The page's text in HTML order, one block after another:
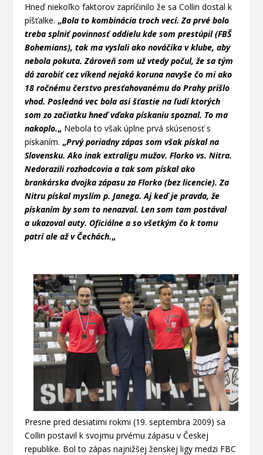
Hneď niekoľko faktorov zapríčinilo že sa Collin dostal k
píšťalke.„Bola to kombinácia troch vecí. Za prvé bolo
treba splniť povinnosť oddielu kde som prestúpil (FBŠ
Bohemians), tak ma vyslali ako nováčika v klube, aby
nebola pokuta. Zároveň som už vtedy počul, že sa tým
dá zarobiť cez víkend nejaká koruna navyše čo mi ako
18 ročnému čerstvo presťahovanému do Prahy prišlo
vhod. Posledná vec bola asi šťastie na ľudí ktorých
som zo začiatku hneď vďaka pískaniu spoznal. To ma
nakoplo.„ Nebola to však úplne prvá skúsenosť s
pískaním.„Prvý poriadny zápas som však pískal na
Slovensku. Ako inak extraligu mužov. Florko vs. Nitra.
Nedorazili rozhodcovia a tak som pískal ako
brankárska dvojka zápasu za Florko (bez licencie). Za
Nitru pískal myslím p. Janega. Aj keď je pravda, že
pískaním by som to nenazval. Len som tam postával
a ukazoval auty. Oficiálne a so všetkým čo k tomu
patrí ale až v Čechách.„
Presne pred desiatimi rokmi (19. septembra 2009) sa
Collin postavil k svojmu prvému zápasu v Českej
republike. Bol to zápas najnižšej ženskej ligy medzi FBC